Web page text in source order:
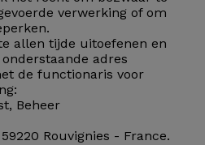
verwerking of om
allen tijde uitoefenen en
adres
de functionaris voor
Beheer
Rouvignies - France.